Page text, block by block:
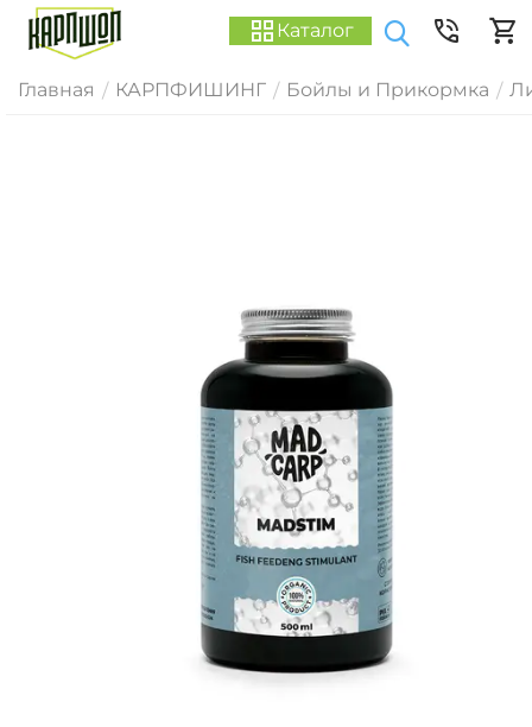
Каталог
Главная / КАРПФИШИНГ / Бойлы и Прикормка /